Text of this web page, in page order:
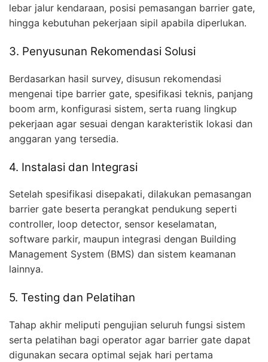
lebar jalur kendaraan, posisi pemasangan barrier gate,
hingga kebutuhan pekerjaan sipil apabila diperlukan.
3. Penyusunan Rekomendasi Solusi
Berdasarkan hasil survey, disusun rekomendasi
mengenai tipe barrier gate, spesifikasi teknis, panjang
boom arm, konfigurasi sistem, serta ruang lingkup
pekerjaan agar sesuai dengan karakteristik lokasi dan
anggaran yang tersedia.
4. Instalasi dan Integrasi
Setelah spesifikasi disepakati, dilakukan pemasangan
barrier gate beserta perangkat pendukung seperti
controller, loop detector, sensor keselamatan,
software parkir, maupun integrasi dengan Building
Management System (BMS) dan sistem keamanan
lainnya.
5. Testing dan Pelatihan
Tahap akhir meliputi pengujian seluruh fungsi sistem
serta pelatihan bagi operator agar barrier gate dapat
digunakan secara optimal sejak hari pertama